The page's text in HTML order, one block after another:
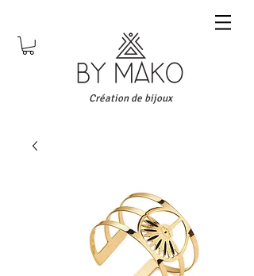
Création de bijoux